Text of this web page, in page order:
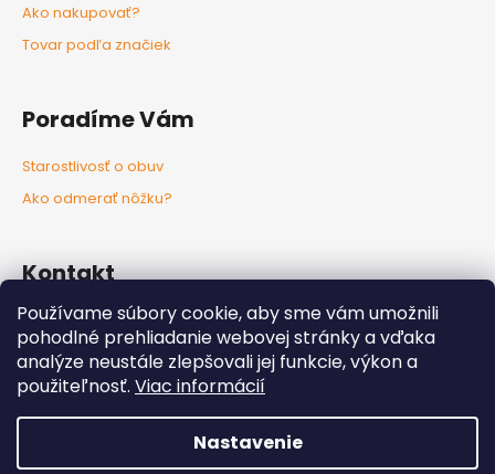
Používame súbory cookie, aby sme vám umožnili
pohodlné prehliadanie webovej stránky a vďaka
analýze neustále zlepšovali jej funkcie, výkon a
použiteľnosť. Viac informácií
Nastavenie
Ako nakupovať?
Tovar podľa značiek
Poradíme Vám
Starostlivosť o obuv
Ako odmerať nôžku?
Kontakt
info@nozkaobujsa.sk
+421907383063
Nozkaobujsa.sk
Nozkaobujsa